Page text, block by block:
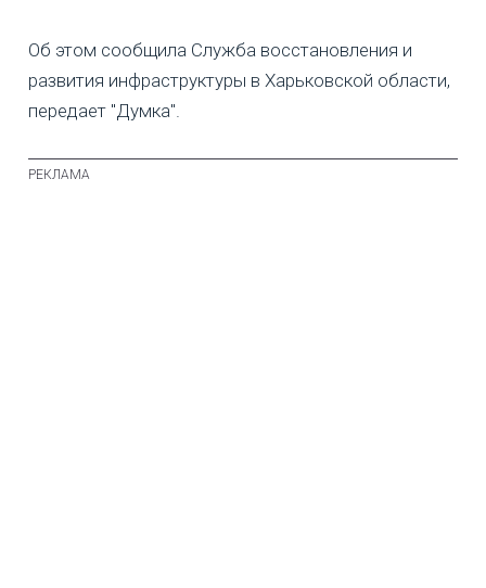
Об этом сообщила Служба восстановления и
развития инфраструктуры в Харьковской области,
передает "Думка".